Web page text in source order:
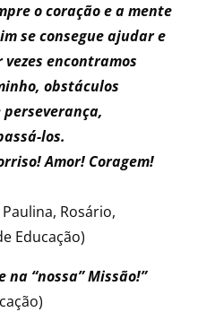
o coração e a mente
se consegue ajudar e
encontramos
obstáculos
los.
Amor! Coragem!
Rosário,
Educação)
“nossa” Missão!”